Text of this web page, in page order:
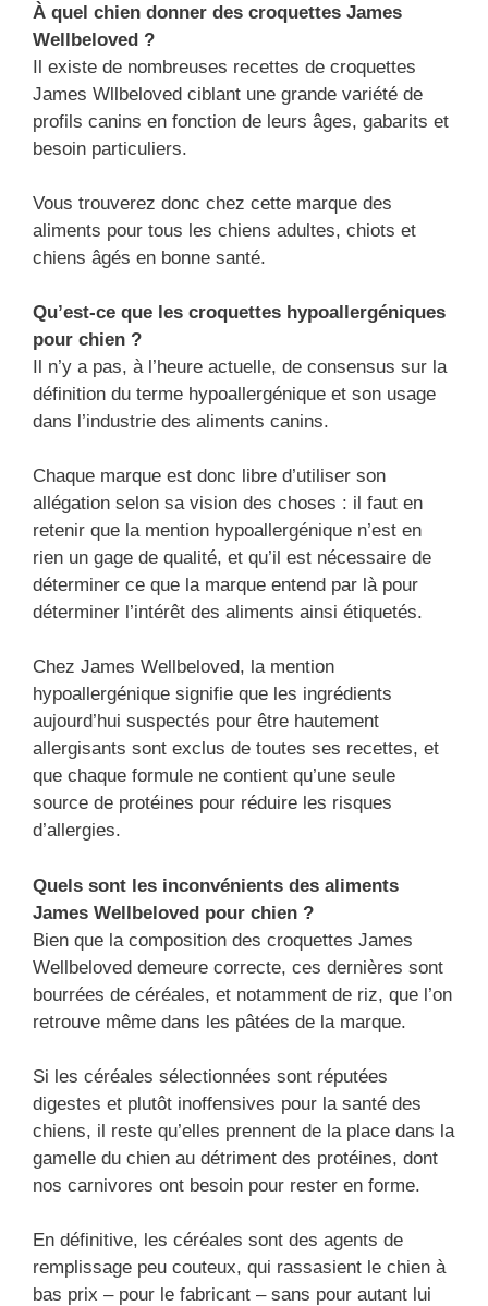
À quel chien donner des croquettes James
Wellbeloved ?
Il existe de nombreuses recettes de croquettes
James Wllbeloved ciblant une grande variété de
profils canins en fonction de leurs âges, gabarits et
besoin particuliers.
Vous trouverez donc chez cette marque des
aliments pour tous les chiens adultes, chiots et
chiens âgés en bonne santé.
Qu’est-ce que les croquettes hypoallergéniques
pour chien ?
Il n’y a pas, à l’heure actuelle, de consensus sur la
définition du terme hypoallergénique et son usage
dans l’industrie des aliments canins.
Chaque marque est donc libre d’utiliser son
allégation selon sa vision des choses : il faut en
retenir que la mention hypoallergénique n’est en
rien un gage de qualité, et qu’il est nécessaire de
déterminer ce que la marque entend par là pour
déterminer l’intérêt des aliments ainsi étiquetés.
Chez James Wellbeloved, la mention
hypoallergénique signifie que les ingrédients
aujourd’hui suspectés pour être hautement
allergisants sont exclus de toutes ses recettes, et
que chaque formule ne contient qu’une seule
source de protéines pour réduire les risques
d’allergies.
Quels sont les inconvénients des aliments
James Wellbeloved pour chien ?
Bien que la composition des croquettes James
Wellbeloved demeure correcte, ces dernières sont
bourrées de céréales, et notamment de riz, que l’on
retrouve même dans les pâtées de la marque.
Si les céréales sélectionnées sont réputées
digestes et plutôt inoffensives pour la santé des
chiens, il reste qu’elles prennent de la place dans la
gamelle du chien au détriment des protéines, dont
nos carnivores ont besoin pour rester en forme.
En définitive, les céréales sont des agents de
remplissage peu couteux, qui rassasient le chien à
bas prix – pour le fabricant – sans pour autant lui